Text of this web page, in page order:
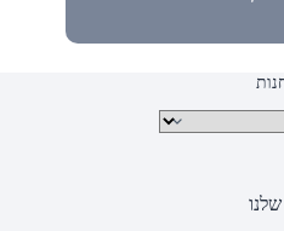
קטגוריות מוצרים